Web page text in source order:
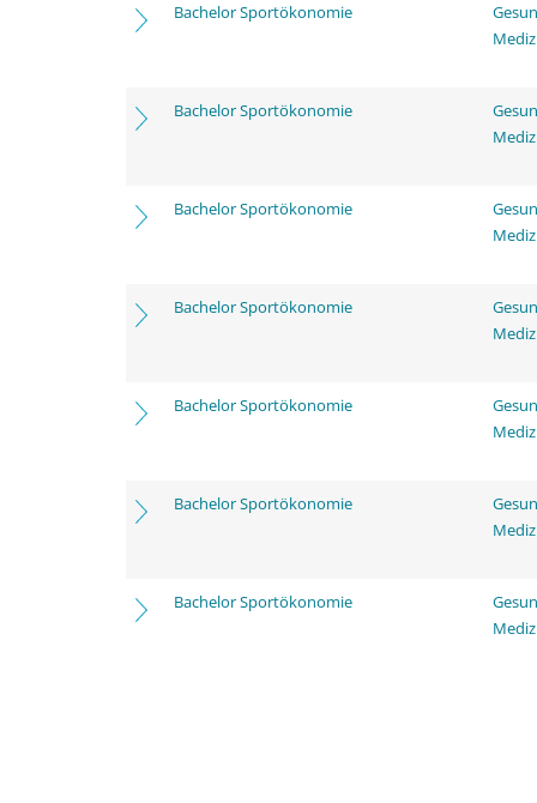
Bachelor Sportökonomie
Bachelor Sportökonomie
Bachelor Sportökonomie
Bachelor Sportökonomie
Bachelor Sportökonomie
Bachelor Sportökonomie
Bachelor Sportökonomie